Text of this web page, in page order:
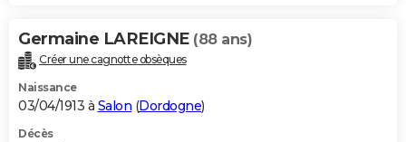
Germaine LAREIGNE (88 ans)
Créer une cagnotte obsèques
Naissance
03/04/1913 à Salon (Dordogne)
Décès